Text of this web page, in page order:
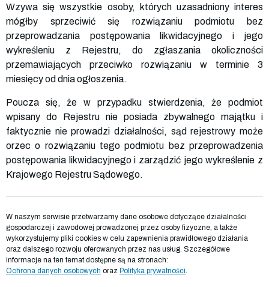
Wzywa się wszystkie osoby, których uzasadniony interes
mógłby sprzeciwić się rozwiązaniu podmiotu bez
przeprowadzania postępowania likwidacyjnego i jego
wykreśleniu z Rejestru, do zgłaszania okoliczności
przemawiających przeciwko rozwiązaniu w terminie 3
miesięcy od dnia ogłoszenia.
Poucza się, że w przypadku stwierdzenia, że podmiot
wpisany do Rejestru nie posiada zbywalnego majątku i
faktycznie nie prowadzi działalności, sąd rejestrowy może
orzec o rozwiązaniu tego podmiotu bez przeprowadzenia
postępowania likwidacyjnego i zarządzić jego wykreślenie z
Krajowego Rejestru Sądowego.
W naszym serwisie przetwarzamy dane osobowe dotyczące działalności
gospodarczej i zawodowej prowadzonej przez osoby fizyczne, a także
wykorzystujemy pliki cookies w celu zapewnienia prawidłowego działania
oraz dalszego rozwoju oferowanych przez nas usług. Szczegółowe
informacje na ten temat dostępne są na stronach:
Ochrona danych osobowych oraz Polityka prywatności